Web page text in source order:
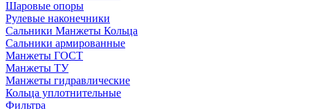
Шаровые опоры
Рулевые наконечники
Сальники Манжеты Кольца
Сальники армированные
Манжеты ГОСТ
Манжеты ТУ
Манжеты гидравлические
Кольца уплотнительные
Фильтра